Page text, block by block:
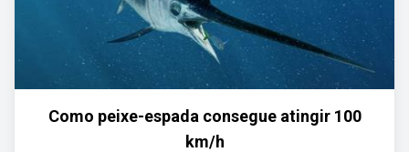
Como peixe-espada consegue atingir 100
km/h